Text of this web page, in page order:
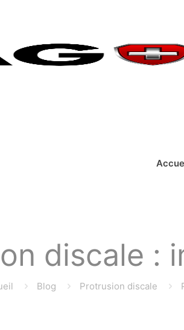
discale :
Blog Protrusion discale